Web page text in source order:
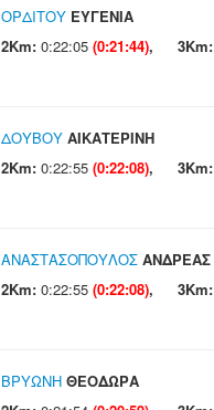
ΟΡΔΙΤΟΥ ΕΥΓΕΝΙΑ
2Km: 0:22:05 (0:21:44), 3Km:
ΔΟΥΒΟΥ ΑΙΚΑΤΕΡΙΝΗ
2Km: 0:22:55 (0:22:08), 3Km:
ΑΝΑΣΤΑΣΟΠΟΥΛΟΣ ΑΝΔΡΕΑΣ
2Km: 0:22:55 (0:22:08), 3Km:
ΒΡΥΩΝΗ ΘΕΟΔΩΡΑ